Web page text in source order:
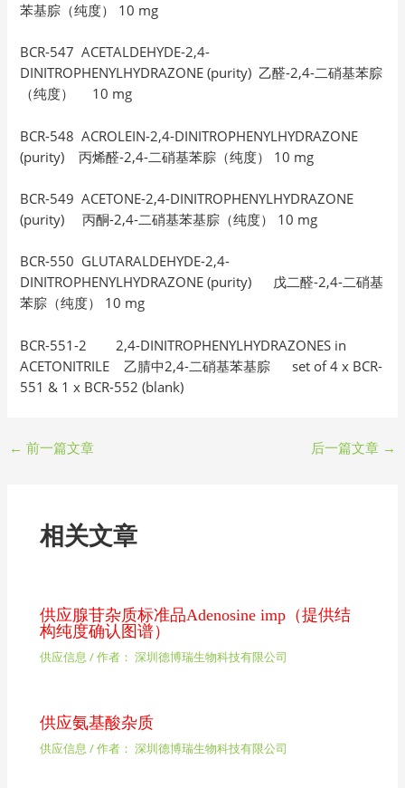
苯基腙（纯度） 10 mg
BCR-547 ACETALDEHYDE-2,4-
DINITROPHENYLHYDRAZONE (purity) 乙醛-2,4-二硝基苯腙
（纯度） 10 mg
BCR-548 ACROLEIN-2,4-DINITROPHENYLHYDRAZONE
(purity) 丙烯醛-2,4-二硝基苯腙（纯度） 10 mg
BCR-549 ACETONE-2,4-DINITROPHENYLHYDRAZONE
(purity) 丙酮-2,4-二硝基苯基腙（纯度） 10 mg
BCR-550 GLUTARALDEHYDE-2,4-
DINITROPHENYLHYDRAZONE (purity) 戊二醛-2,4-二硝基
苯腙（纯度） 10 mg
BCR-551-2 2,4-DINITROPHENYLHYDRAZONES in
ACETONITRILE 乙腈中2,4-二硝基苯基腙 set of 4 x BCR-
551 & 1 x BCR-552 (blank)
← 前一篇文章 后一篇文章 →
相关文章
供应腺苷杂质标准品Adenosine imp（提供结
构纯度确认图谱）
供应信息 / 作者： 深圳德博瑞生物科技有限公司
供应氨基酸杂质
供应信息 / 作者： 深圳德博瑞生物科技有限公司